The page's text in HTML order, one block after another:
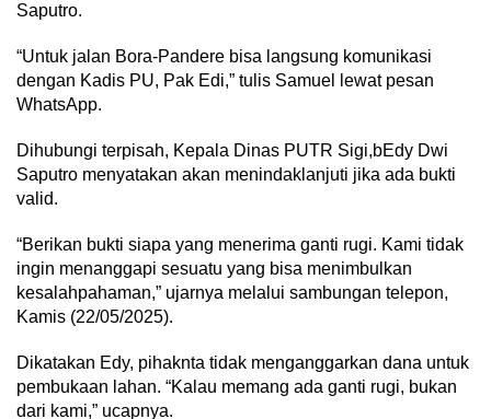
Saputro.
“Untuk jalan Bora-Pandere bisa langsung komunikasi
dengan Kadis PU, Pak Edi,” tulis Samuel lewat pesan
WhatsApp.
Dihubungi terpisah, Kepala Dinas PUTR Sigi,bEdy Dwi
Saputro menyatakan akan menindaklanjuti jika ada bukti
valid.
“Berikan bukti siapa yang menerima ganti rugi. Kami tidak
ingin menanggapi sesuatu yang bisa menimbulkan
kesalahpahaman,” ujarnya melalui sambungan telepon,
Kamis (22/05/2025).
Dikatakan Edy, pihaknta tidak menganggarkan dana untuk
pembukaan lahan. “Kalau memang ada ganti rugi, bukan
dari kami,” ucapnya.